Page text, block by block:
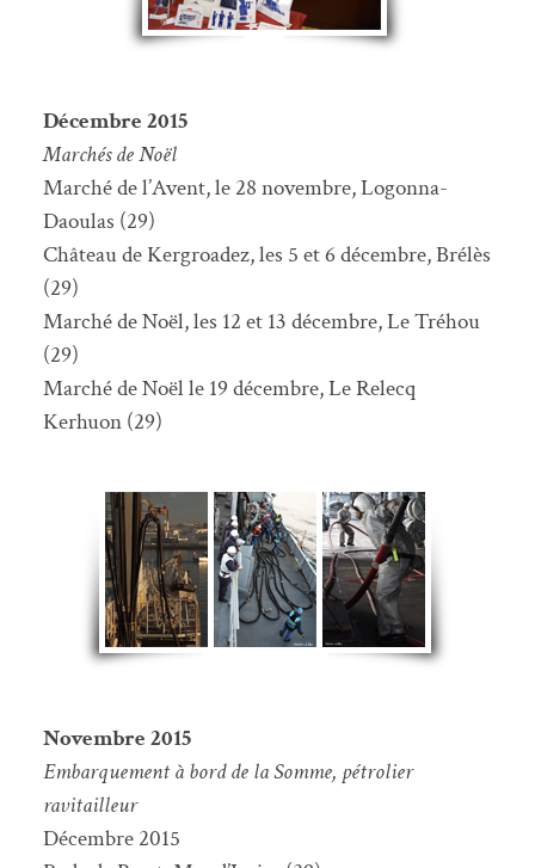
Décembre 2015
Marchés de Noël
Marché de l’Avent, le 28 novembre, Logonna-
Daoulas (29)
Château de Kergroadez, les 5 et 6 décembre, Brélès
(29)
Marché de Noël, les 12 et 13 décembre, Le Tréhou
(29)
Marché de Noël le 19 décembre, Le Relecq
Kerhuon (29)
Novembre 2015
Embarquement à bord de la Somme, pétrolier
ravitailleur
Décembre 2015